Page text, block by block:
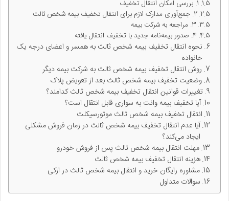
1. بررسی امکان انتقال تخفیف
2. جمع‌آوری مدارک لازم برای انتقال تخفیف بیمه شخص ثالث
3. مراجعه به شرکت بیمه
4. صدور بیمه‌نامه جدید با تخفیف انتقال یافته
نحوه انتقال تخفیف بیمه شخص ثالث به همسر و اعضای درجه یک
خانواده
روش انتقال تخفیف بیمه شخص ثالث به شرکت بیمه دیگر
وضعیت تخفیف بیمه شخص ثالث بعد از تعویض پلاک
تغییرات قوانین انتقال تخفیف بیمه شخص ثالث کدامند؟
آیا تخفیف بیمه وانت به سواری قابل انتقال است؟
انتقال تخفیف بیمه شخص ثالث موتورسیکلت
آیا عدم انتقال تخفیف بیمه شخص ثالث در زمان فروش مشکلی
ایجاد می‌کند؟
مهلت انتقال بیمه شخص ثالث پس از فروش خودرو
هزینه انتقال تخفیف بیمه شخص ثالث
مشاوره رایگان خرید و انتقال بیمه شخص ثالث در ازکی
سوالات متداول